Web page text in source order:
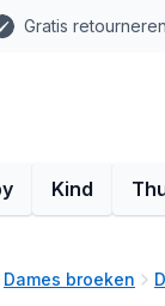
Gratis
Kind
Dames broeken